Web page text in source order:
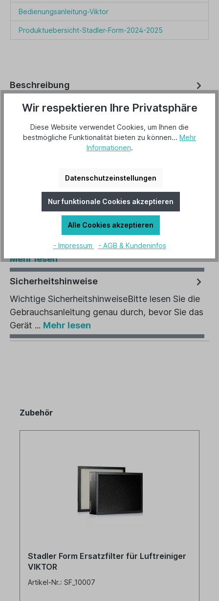
Bedienungsanleitung-Viktor
Produktuebersicht-Stadler-Form-2024-2025
Beschreibung
Mit vollem Einsatz filtert der Luftreiniger Viktor
schwarz die mit Feinstaub, Pollen, Gerüchen
und Keimen belastete Luft und…Mehr
Herstellerinformationen
Hersteller "Stadler Form"Mehr lesen
Technische Daten
Produktfamilie Luftreiniger System Aktivkohle-
&amp; HPP Filter Farbe weiss Zubehör (inklus...
Mehr lesen
Sicherheitshinweise
Wichtige SicherheitshinweiseBitte lesen Sie die
Gebrauchsanleitung genau durch, bevor Sie das
Gerät ... Mehr lesen
Zubehör
Stadler Form Ersatzfilter für Luftreiniger
VIKTOR
Artikel-Nr.: SF_10007
Wir respektieren Ihre Privatsphäre
Diese Website verwendet Cookies, um Ihnen die
bestmögliche Funktionalität bieten zu können... Mehr
Informationen.
Datenschutzeinstellungen
Nur funktionale Cookies akzeptieren
Alle Cookies akzeptieren
- Impressum - AGB & Kundeninfos